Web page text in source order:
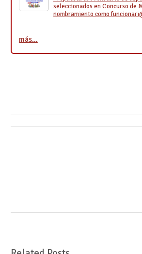
seleccionados en Concurso de
nombramiento como
más…